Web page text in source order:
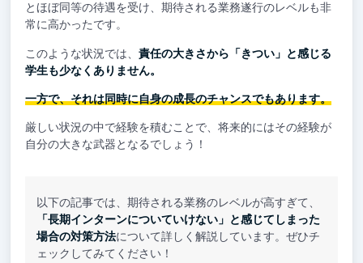
とほぼ同等の待遇を受け、期待される業務遂行のレベルも非
常に高かったです。
このような状況では、 責任の大きさから「きつい」と感じる
学生も少なくありません。
一方で、それは同時に自身の成長のチャンスでもあります。
厳しい状況の中で経験を積むことで、将来的にはその経験が
自分の大きな武器となるでしょう！
以下の記事では、期待される業務のレベルが高すぎて、
「長期インターンについていけない」と感じてしまった
場合の対策方法について詳しく解説しています。ぜひチ
ェックしてみてください！